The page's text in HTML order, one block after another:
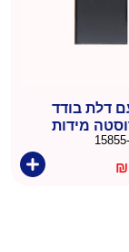
דלת בודד
מידות